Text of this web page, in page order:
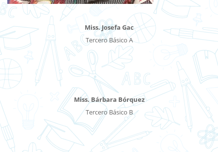
Miss. Josefa Gac
Tercero Básico A
Miss. Bárbara Bórquez
Tercero Básico B